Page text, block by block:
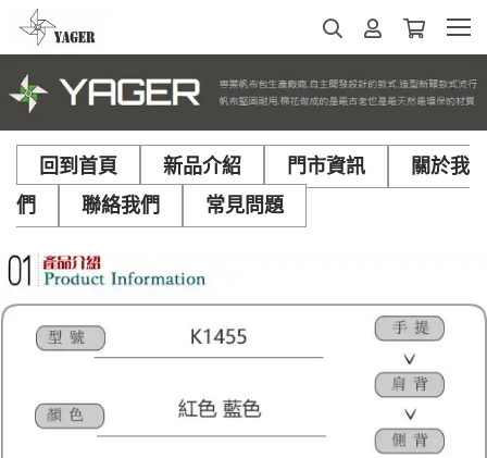
回到首頁 新品介紹 門市資訊
關於我
們
聯絡我們 常見問題